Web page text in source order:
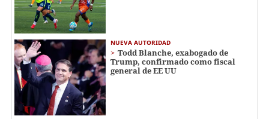
NUEVA AUTORIDAD
Todd Blanche, exabogado de
Trump, confirmado como fiscal
general de EE UU